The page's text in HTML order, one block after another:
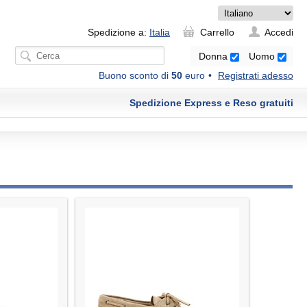
Spedizione a: Italia Carrello Accedi
Donna
Uomo
Buono sconto di 50 euro Registrati adesso
Spedizione Express e Reso gratuiti